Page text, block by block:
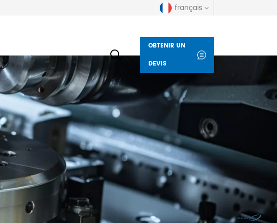
français
русский
español
العربية
Deutsch
italiano
français
Indonesia
OBTENIR UN
DEVIS